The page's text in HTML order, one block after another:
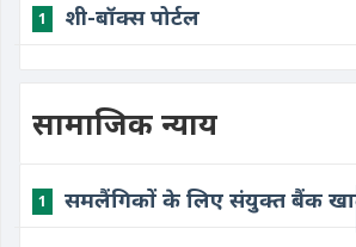
1 ​शी-बॉक्स पोर्टल
सामाजिक न्याय
1 ​समलैंगिकों के लिए संयुक्त बैंक